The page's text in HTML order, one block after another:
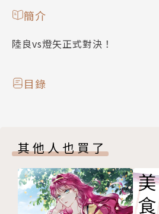
簡介
陸良vs燈矢正式對決！
目錄
其他人也買了